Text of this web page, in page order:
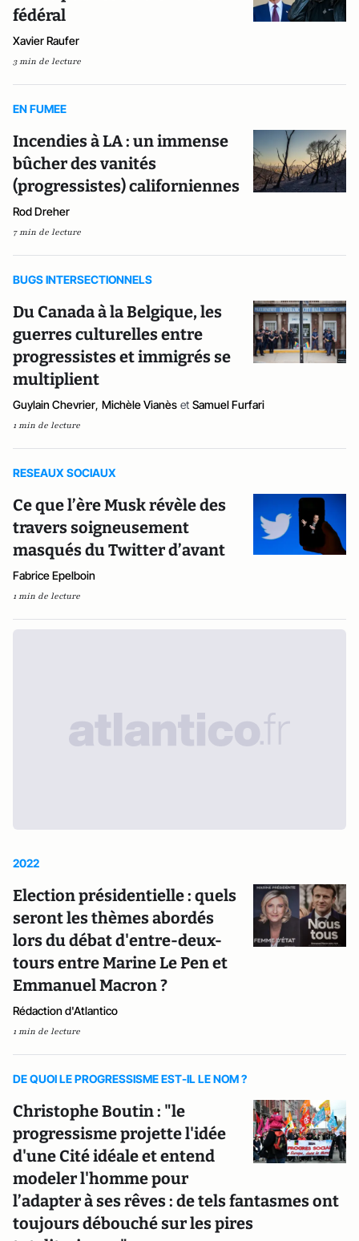
fédéral
Xavier Raufer
3 min de lecture
EN FUMEE
Incendies à LA : un immense
bûcher des vanités
(progressistes) californiennes
Rod Dreher
7 min de lecture
BUGS INTERSECTIONNELS
Du Canada à la Belgique, les
guerres culturelles entre
progressistes et immigrés se
multiplient
Guylain Chevrier, Michèle Vianès et Samuel Furfari
1 min de lecture
RESEAUX SOCIAUX
Ce que l’ère Musk révèle des
travers soigneusement
masqués du Twitter d’avant
Fabrice Epelboin
1 min de lecture
2022
Election présidentielle : quels
seront les thèmes abordés
lors du débat d'entre-deux-
tours entre Marine Le Pen et
Emmanuel Macron ?
Rédaction d'Atlantico
1 min de lecture
DE QUOI LE PROGRESSISME EST-IL LE NOM ?
Christophe Boutin : "le
progressisme projette l'idée
d'une Cité idéale et entend
modeler l'homme pour
l’adapter à ses rêves : de tels fantasmes ont
toujours débouché sur les pires